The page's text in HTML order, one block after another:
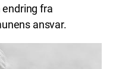
fra
ansvar.